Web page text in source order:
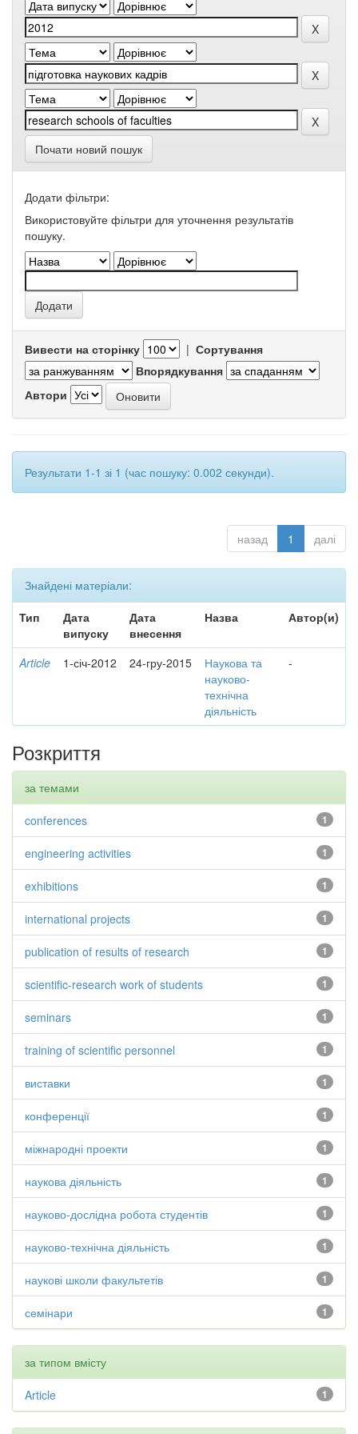
Почати новий пошук
Додати фільтри:
Використовуйте фільтри для уточнення результатів
пошуку.
Вивести на сторінку | Сортування
Впорядкування
Автори
Результати 1-1 зі 1 (час пошуку: 0.002 секунди).
назад 1 далі
Знайдені матеріали:
Тип
Дата
випуску
Дата
внесення
Назва Автор(и)
Article 1-січ-2012 24-гру-2015
Наукова та
науково-
технічна
діяльність
-
Розкриття
за темами
1
conferences
1
engineering activities
1
exhibitions
1
international projects
1
publication of results of research
1
scientific-research work of students
1
seminars
1
training of scientific personnel
1
виставки
1
конференції
1
міжнародні проекти
1
наукова діяльність
1
науково-дослідна робота студентів
1
науково-технічна діяльність
1
наукові школи факультетів
1
семінари
за типом вмісту
1
Article